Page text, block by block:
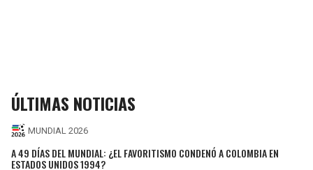
ÚLTIMAS NOTICIAS
MUNDIAL 2026
A 49 DÍAS DEL MUNDIAL: ¿EL FAVORITISMO CONDENÓ A COLOMBIA EN
ESTADOS UNIDOS 1994?